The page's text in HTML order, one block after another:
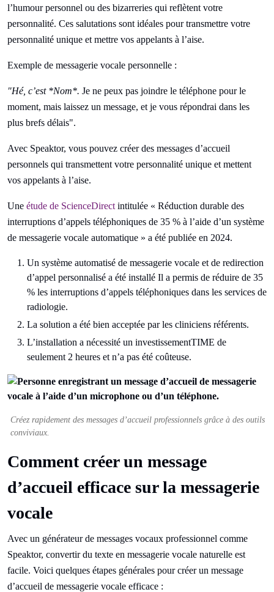
l’humour personnel ou des bizarreries qui reflètent votre
personnalité. Ces salutations sont idéales pour transmettre votre
personnalité unique et mettre vos appelants à l’aise.
Exemple de messagerie vocale personnelle :
"Hé, c’est *Nom*. Je ne peux pas joindre le téléphone pour le
moment, mais laissez un message, et je vous répondrai dans les
plus brefs délais".
Avec Speaktor, vous pouvez créer des messages d’accueil
personnels qui transmettent votre personnalité unique et mettent
vos appelants à l’aise.
Une étude de ScienceDirect intitulée « Réduction durable des
interruptions d’appels téléphoniques de 35 % à l’aide d’un système
de messagerie vocale automatique » a été publiée en 2024.
Un système automatisé de messagerie vocale et de redirection
d’appel personnalisé a été installé Il a permis de réduire de 35
% les interruptions d’appels téléphoniques dans les services de
radiologie.
La solution a été bien acceptée par les cliniciens référents.
L’installation a nécessité un investissementTIME de
seulement 2 heures et n’a pas été coûteuse.
Créez rapidement des messages d’accueil professionnels grâce à des outils
conviviaux.
Comment créer un message
d’accueil efficace sur la messagerie
vocale
Avec un générateur de messages vocaux professionnel comme
Speaktor, convertir du texte en messagerie vocale naturelle est
facile. Voici quelques étapes générales pour créer un message
d’accueil de messagerie vocale efficace :